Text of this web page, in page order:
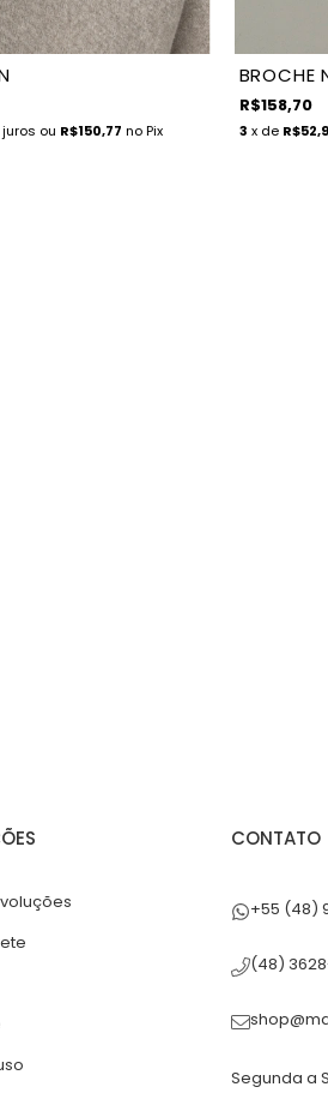
ou R$150,77 no Pix
BROCHE
R$158,70
3 x de
CONTATO
+55 (48)
(48) 3628-
Segunda a